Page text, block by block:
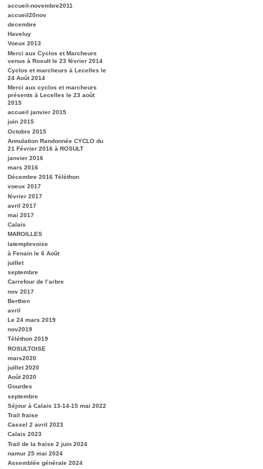
accueil-novembre2011
accueil20nov
decembre
Haveluy
Voeux 2013
Merci aux Cyclos et Marcheurs
venus à Rosult le 23 février 2014
Cyclos et marcheurs à Lecelles le
24 Août 2014
Merci aux cyclos et marcheurs
présents à Lecelles le 23 août
2015
accueil janvier 2015
juin 2015
Octobre 2015
Annulation Randonnée CYCLO du
21 Février 2016 à ROSULT
janvier 2016
mars 2016
Décembre 2016 Téléthon
voeux 2017
février 2017
avril 2017
mai 2017
Calais
MAROILLES
latemplevoise
à Fenain le 6 Août
juillet
septembre
Carrefour de l’arbre
nov 2017
Berthen
avril
Le 24 mars 2019
nov2019
Téléthon 2019
ROSULTOISE
mars2020
juillet 2020
Août 2020
Gourdes
septembre
Séjour à Calais 13-14-15 mai 2022
Trail fraise
Cassel 2 avril 2023
Calais 2023
Trail de la fraise 2 juin 2024
namur 25 mai 2024
Assemblée générale 2024